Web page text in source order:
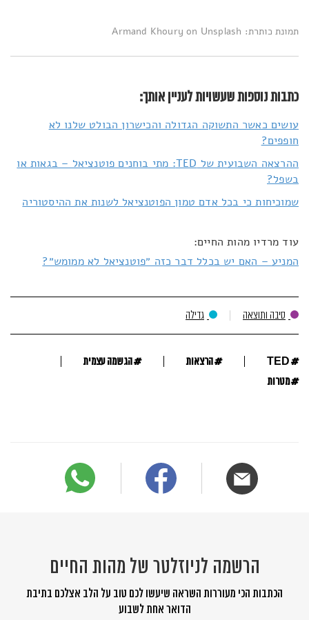
תמונת כותרת: Armand Khoury on Unsplash
כתבות נוספות שעשויות לעניין אותך:
עושים כאשר התשוקה הגדולה והכישרון הבולט שלנו לא
חופפים?
ההרצאה השבועית של TED: מתי בוחנים פוטנציאל – בגאות או
בשפל?
שמוכיחות כי בכל אדם טמון הפוטנציאל לשנות את ההיסטוריה
עוד מרדיו מהות החיים:
המניע – האם יש בכלל דבר כזה ״פוטנציאל לא ממומש״?
סיבה ותוצאה גדילה
#
TED
#הרצאות #הגשמה עצמית
#מטרות
הרשמה לניוזלטר של מהות החיים
הכתבות הכי מעוררות השראה שיעשו לכם טוב על הלב אצלכם בתיבת
הדואר אחת לשבוע